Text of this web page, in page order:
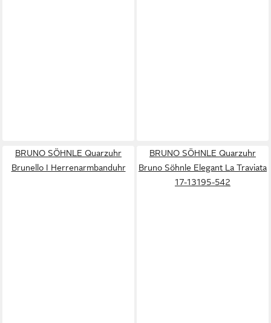
BRUNO SÖHNLE Quarzuhr
Brunello I Herrenarmbanduhr
BRUNO SÖHNLE Quarzuhr
Bruno Söhnle Elegant La Traviata
17-13195-542